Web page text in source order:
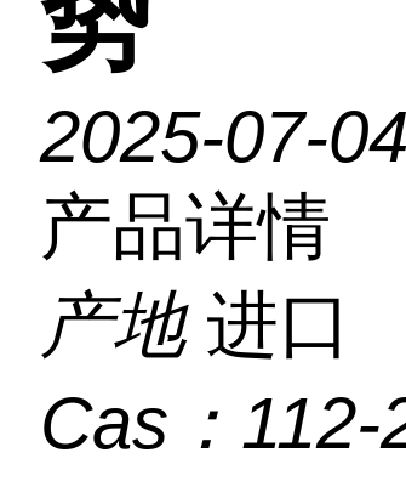
2025-07-04
产品详情
产地 进口
Cas： 112-